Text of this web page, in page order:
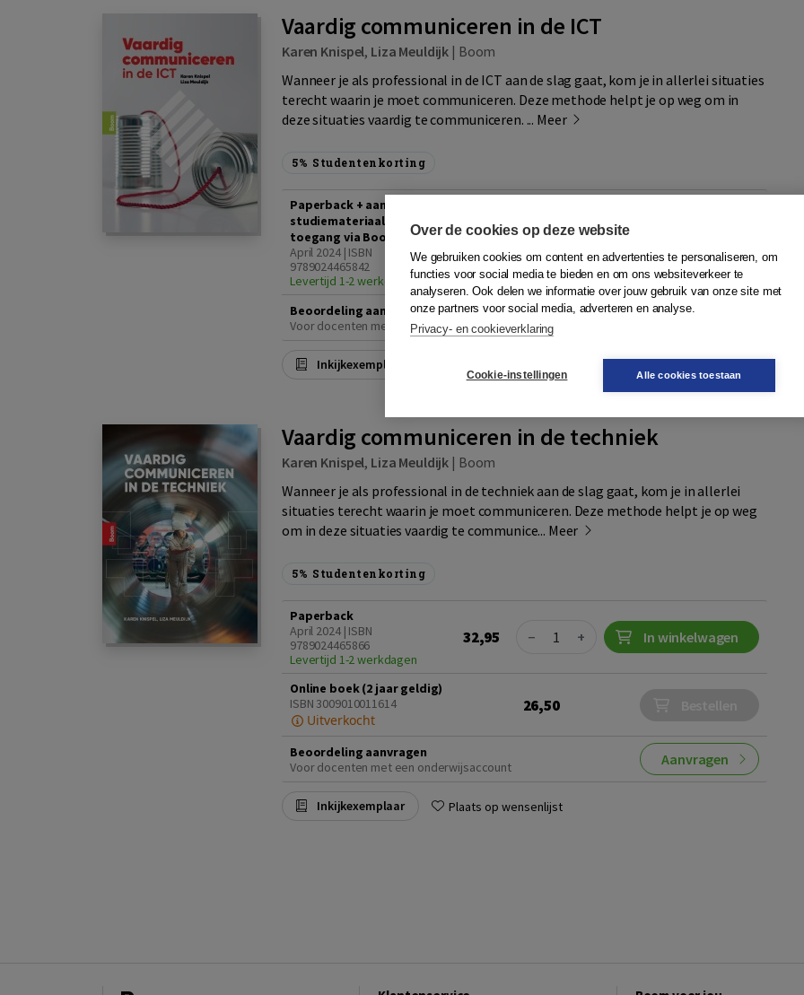
Vaardig communiceren in de ICT
Karen Knispel, Liza Meuldijk | Boom
Wanneer je als professional in de ICT aan de slag gaat, kom je in allerlei situaties
terecht waarin je moet communiceren. Deze methode helpt je op weg om in
deze situaties vaardig te communiceren. ... Meer
5% Studentenkorting
Paperback + aanv.
studiemateriaal (2 jaar
toegang via Boom Student)
April 2024 | ISBN
9789024465842
Levertijd 1-2 werkdagen
Quantity
−
Beoordeling aanvragen
Voor docenten met een onderwijsaccount
Aanvragen
Inkijkexemplaar
Vaardig communiceren in de techniek
Karen Knispel, Liza Meuldijk | Boom
Wanneer je als professional in de techniek aan de slag gaat, kom je in allerlei
situaties terecht waarin je moet communiceren. Deze methode helpt je op weg
om in deze situaties vaardig te communice... Meer
5% Studentenkorting
Paperback
April 2024 | ISBN
9789024465866
Levertijd 1-2 werkdagen
32,95 Quantity
− + In winkelwagen
Online boek (2 jaar geldig)
ISBN 3009010011614
Uitverkocht
26,50
Beoordeling aanvragen
Voor docenten met een onderwijsaccount
Aanvragen
Inkijkexemplaar Plaats op wensenlijst
Over de cookies op deze website
We gebruiken cookies om content en advertenties te personaliseren, om
functies voor social media te bieden en om ons websiteverkeer te
analyseren. Ook delen we informatie over jouw gebruik van onze site met
onze partners voor social media, adverteren en analyse.
Privacy- en cookieverklaring
Cookie-instellingen Alle cookies toestaan